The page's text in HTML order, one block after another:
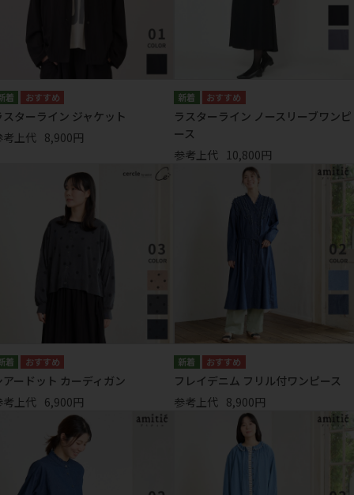
スターライン ジャケット
考上代 8,900円
ラスターライン ノースリーブワンピ
ース
参考上代
10,800円
アードット カーディガン
考上代 6,900円
フレイデニム フリル付ワンピース
参考上代 8,900円